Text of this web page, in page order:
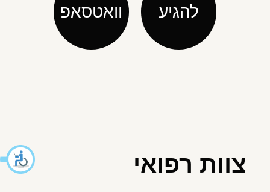
להגיע וואטסאפ
צוות רפואי